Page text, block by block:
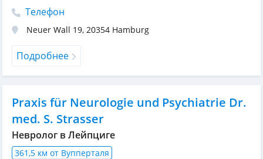
Телефон
Neuer Wall 19, 20354 Hamburg
Подробнее
Praxis für Neurologie und Psychiatrie Dr.
med. S. Strasser
Невролог в Лейпциге
361,5 км от Вупперталя